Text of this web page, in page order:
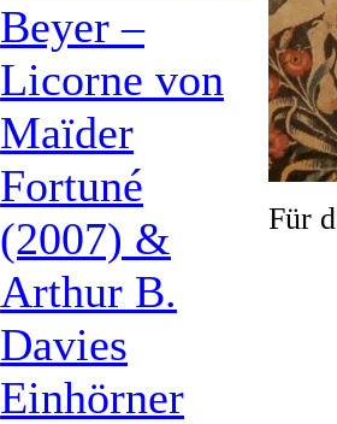
Beyer –
Licorne von
Maïder
Fortuné
(2007) &
Arthur B.
Davies
Einhörner
Für